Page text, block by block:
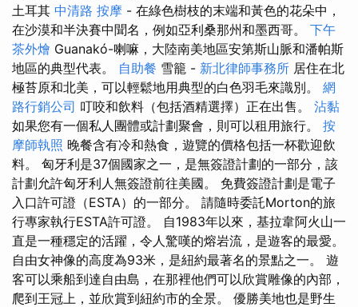
土耳其 中清路 按摩 - 在綠色樹枝的末端和黃色的花朵中，
在沙漠和半決賽中聞名，例如亞利桑那州和墨西哥。 下午
茶外燴 Guanakó-喇嘛，大陸南美地區安第斯山脈和潘帕斯
地區的典型代表。 自助餐 雪籠 - 新北律師事務所 居住在北
極苔原和北美，可以輕鬆地用典型的白色羽毛來識別。 網
路行銷公司 叮咬和飲料（包括酒精選擇）正在出售。 沾黏
如果您有一個私人團體或計劃聚會，則可以租用旅行。 按
摩師執照 晚餐含有冷和熱食，遊覽的價格包括一杯歡迎飲
料。 匈牙利是37個國家之一，是無簽證計劃的一部分，該
計劃允許匈牙利人無簽證前往美國。 免費簽證計劃是電子
入口許可證（ESTA）的一部分。 請隨時委託Morton的旅
行專家執行ESTA許可證。 自1983年以來，基拉韋阿火山一
直是一種穩定的活躍，令人驚嘆的熔岩流，是遊客的最愛。
自由女神像的高度為93米，是紐約最著名的景點之一。 遊
客可以乘船到達自由島，在那裡他們可以欣賞雕像的內部，
爬到王冠上，並欣賞到紐約市的全景。 優勝美地也是野生